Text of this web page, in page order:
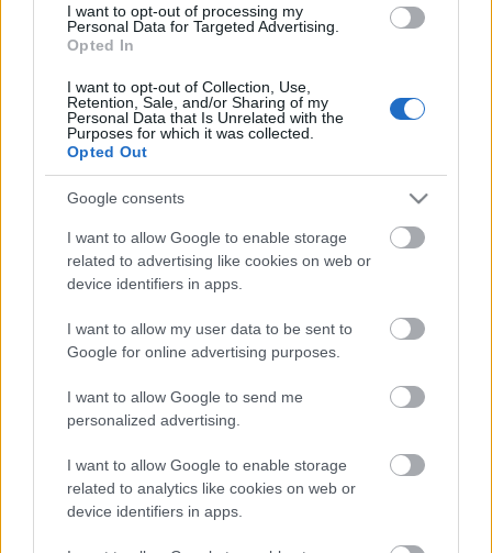
I want to opt-out of processing my
Personal Data for Targeted Advertising.
Opted In
I want to opt-out of Collection, Use,
Retention, Sale, and/or Sharing of my
Personal Data that Is Unrelated with the
Purposes for which it was collected.
Opted Out
Google consents
I want to allow Google to enable storage
related to advertising like cookies on web or
device identifiers in apps.
I want to allow my user data to be sent to
Google for online advertising purposes.
I want to allow Google to send me
personalized advertising.
I want to allow Google to enable storage
related to analytics like cookies on web or
device identifiers in apps.
Volánkombi, Döry L., Baum, Tintás és Tékás Lacika
köszöntik a nyájas olvasót 22:16 A Gerlóczy utcai
Villányi borozóban készült CELEB! Galkó Balázs-
interjúval búcsúzunk: "Soha nem éreztem magam
fenyegetve. Mármint kocsmában. Egyébként igen."…
Vágási Feri, Grabovsky, A Tenkes